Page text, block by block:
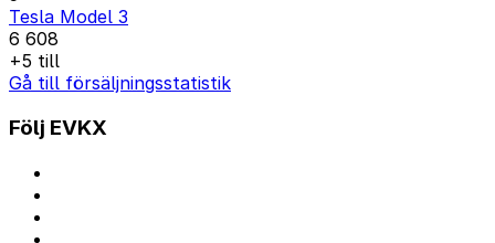
Tesla Model 3
6 608
+5 till
Gå till försäljningsstatistik
Följ EVKX